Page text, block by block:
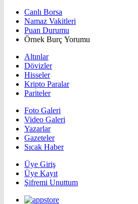
Canlı Borsa
Namaz Vakitleri
Puan Durumu
Örnek Burç Yorumu
Altınlar
Dövizler
Hisseler
Kripto Paralar
Pariteler
Foto Galeri
Video Galeri
Yazarlar
Gazeteler
Sıcak Haber
Üye Giriş
Üye Kayıt
Şifremi Unuttum